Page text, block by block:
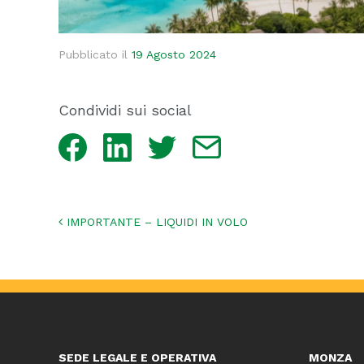
Pubblicato il 19 Agosto 2024
Condividi sui social
Facebook LinkedIn Twitter
Navigazione articoli
IMPORTANTE – LIQUIDI IN VOLO
SEDE LEGALE E OPERATIVA
MONZA